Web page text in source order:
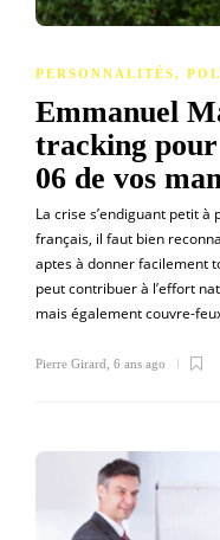
PERSONNALITÉS,
Emmanuel
tracking
06 de vos
La crise s’endiguant petit
français, il faut bien
aptes à donner facilement
peut contribuer à l’effort
mais également couvre-
Pierre Girard 6 ans ago